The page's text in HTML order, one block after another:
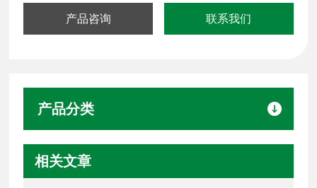
产品咨询 联系我们
产品分类
相关文章